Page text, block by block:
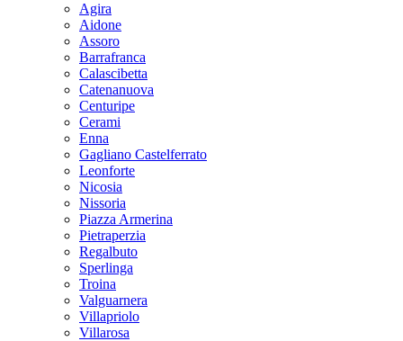
Agira
Aidone
Assoro
Barrafranca
Calascibetta
Catenanuova
Centuripe
Cerami
Enna
Gagliano Castelferrato
Leonforte
Nicosia
Nissoria
Piazza Armerina
Pietraperzia
Regalbuto
Sperlinga
Troina
Valguarnera
Villapriolo
Villarosa